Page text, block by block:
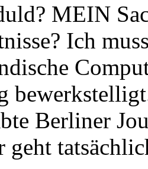
MEIN
Ich
Berliner
geht